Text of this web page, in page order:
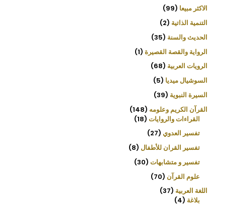
الاكثر مبيعا 99
التنمية الذاتية 2
الحديث والسنة 35
الرواية والقصة القصيرة 1
الرويات العربية 68
السوشيال ميديا 5
السيرة النبوية 39
القرآن الكريم وعلومه 148
القراءات والروايات 18
تفسير العدوي 27
تفسير القران للأطفال 8
تفسير و متشابهات 30
علوم القرآن 70
اللغة العربية 37
بلاغة 4